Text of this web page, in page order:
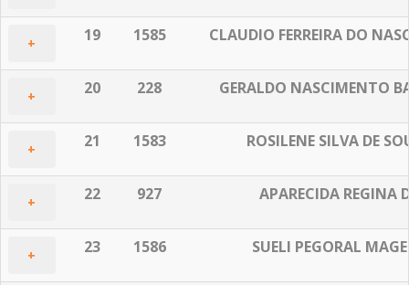
+ 19 1585 CLAUDIO FERREIRA DO
+ 20 228 GERALDO NASCIMENTO
+ 21 1583 ROSILENE SILVA DE
+ 22 927 APARECIDA REGINA
+ 23 1586 SUELI PEGORAL